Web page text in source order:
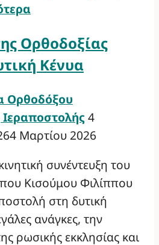
Ορθοδοξίας
Κένυα
Ορθοδόξου
4
4 Μαρτίου 2026
συνέντευξη του
Κισούμου Φιλίππου
στη δυτική
ανάγκες, την
ρωσικής εκκλησίας και